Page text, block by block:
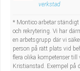
verkstad
* Montico arbetar
och rekrytering. Vi har
en arbetsgrupp där vi
person på rätt plats vid
flera olika kompetenser till
Kristianstad. Exempel på